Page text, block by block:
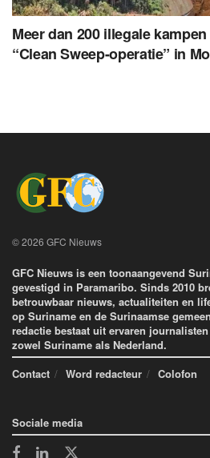
Meer dan 200 illegale
“Clean Sweep-operatie” in
© 2026 GFC Nieuws
GFC Nieuws is een toonaangevend
gevestigd in Paramaribo. Sinds 2010
betrouwbaar nieuws, actualiteiten en
op Suriname en de Surinaamse
redactie bestaat uit ervaren
zowel Suriname als Nederland.
Contact
Word redacteur Colofon
Sociale media